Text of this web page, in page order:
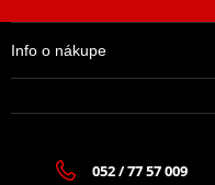
Info o nákupe
052 / 77 57 009